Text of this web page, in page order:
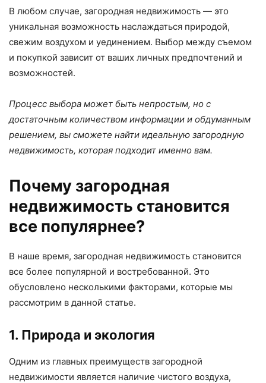
В любом случае, загородная недвижимость — это
уникальная возможность наслаждаться природой,
свежим воздухом и уединением. Выбор между съемом
и покупкой зависит от ваших личных предпочтений и
возможностей.
Процесс выбора может быть непростым, но с
достаточным количеством информации и обдуманным
решением, вы сможете найти идеальную загородную
недвижимость, которая подходит именно вам.
Почему загородная
недвижимость становится
все популярнее?
В наше время, загородная недвижимость становится
все более популярной и востребованной. Это
обусловлено несколькими факторами, которые мы
рассмотрим в данной статье.
1. Природа и экология
Одним из главных преимуществ загородной
недвижимости является наличие чистого воздуха,